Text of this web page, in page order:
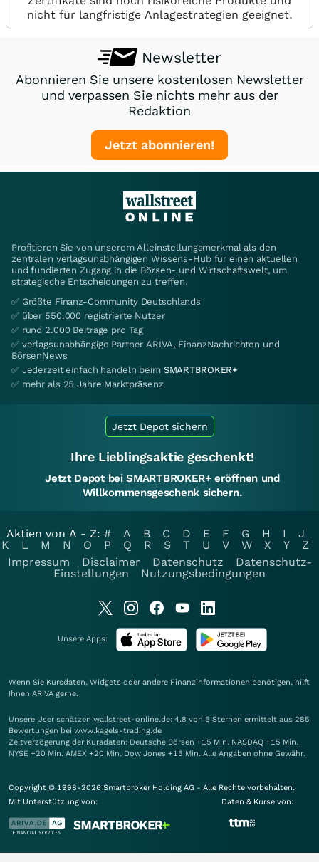
nicht für langfristige Anlagestrategien geeignet.
Newsletter
Abonnieren Sie unsere kostenlosen Newsletter
und verpassen Sie nichts mehr aus der
Redaktion
Jetzt abonnieren!
Profitieren Sie von unserem Alleinstellungsmerkmal als den
zentralen verlagsunabhängigen Wissens-Hub für einen aktuellen
und fundierten Zugang in die Börsen- und Wirtschaftswelt, um
strategische Entscheidungen zu treffen.
✅ Größte Finanz-Community Deutschlands
✅ über 550.000 registrierte Nutzer
✅ rund 2.000 Beiträge pro Tag
✅ verlagsunabhängige Partner ARIVA, FinanzNachrichten und
BörsenNews
✅ Jederzeit einfach handeln beim SMARTBROKER+
✅ mehr als 25 Jahre Marktpräsenz
Jetzt Depot sichern
Ihre Lieblingsaktie geschenkt!
Jetzt Depot bei SMARTBROKER+ eröffnen und
Willkommensgeschenk sichern.
Aktien von A - Z: # A B C D E F G H I
J
K
L M N O P Q R S T U V W X Y
Z
Impressum
Disclaimer Datenschutz
Datenschutz-
Einstellungen
Nutzungsbedingungen
Unsere Apps:
Wenn Sie Kursdaten, Widgets oder andere Finanzinformationen benötigen, hilft
Ihnen ARIVA gerne.
Unsere User schätzen wallstreet-online.de: 4.8 von 5 Sternen ermittelt aus 285
Bewertungen bei www.kagels-trading.de
Zeitverzögerung der Kursdaten: Deutsche Börsen +15 Min. NASDAQ +15 Min.
NYSE +20 Min. AMEX +20 Min. Dow Jones +15 Min. Alle Angaben ohne Gewähr.
Copyright © 1998-2026 Smartbroker Holding AG - Alle Rechte vorbehalten.
Mit Unterstützung von:
Daten & Kurse von: